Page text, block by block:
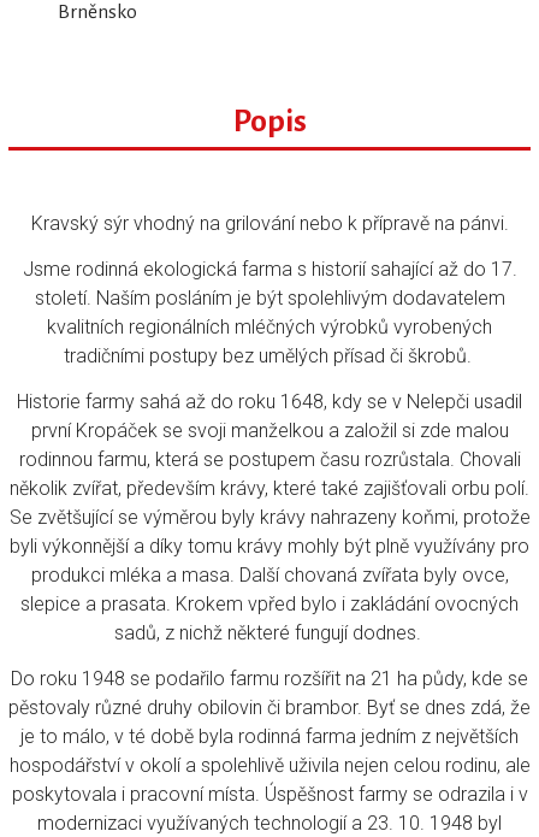
Brněnsko
Popis
Kravský sýr vhodný na grilování nebo k přípravě na pánvi.
Jsme rodinná ekologická farma s historií sahající až do 17.
století. Naším posláním je být spolehlivým dodavatelem
kvalitních regionálních mléčných výrobků vyrobených
tradičními postupy bez umělých přísad či škrobů.
Historie farmy sahá až do roku 1648, kdy se v Nelepči usadil
první Kropáček se svoji manželkou a založil si zde malou
rodinnou farmu, která se postupem času rozrůstala. Chovali
několik zvířat, především krávy, které také zajišťovali orbu polí.
Se zvětšující se výměrou byly krávy nahrazeny koňmi, protože
byli výkonnější a díky tomu krávy mohly být plně využívány pro
produkci mléka a masa. Další chovaná zvířata byly ovce,
slepice a prasata. Krokem vpřed bylo i zakládání ovocných
sadů, z nichž některé fungují dodnes.
Do roku 1948 se podařilo farmu rozšířit na 21 ha půdy, kde se
pěstovaly různé druhy obilovin či brambor. Byť se dnes zdá, že
je to málo, v té době byla rodinná farma jedním z největších
hospodářství v okolí a spolehlivě uživila nejen celou rodinu, ale
poskytovala i pracovní místa. Úspěšnost farmy se odrazila i v
modernizaci využívaných technologií a 23. 10. 1948 byl